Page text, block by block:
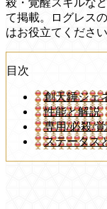
て掲載。ログレス
はお役立てください
目次
創天錘ジェ
性能と解説
専用/必殺/
ステータス